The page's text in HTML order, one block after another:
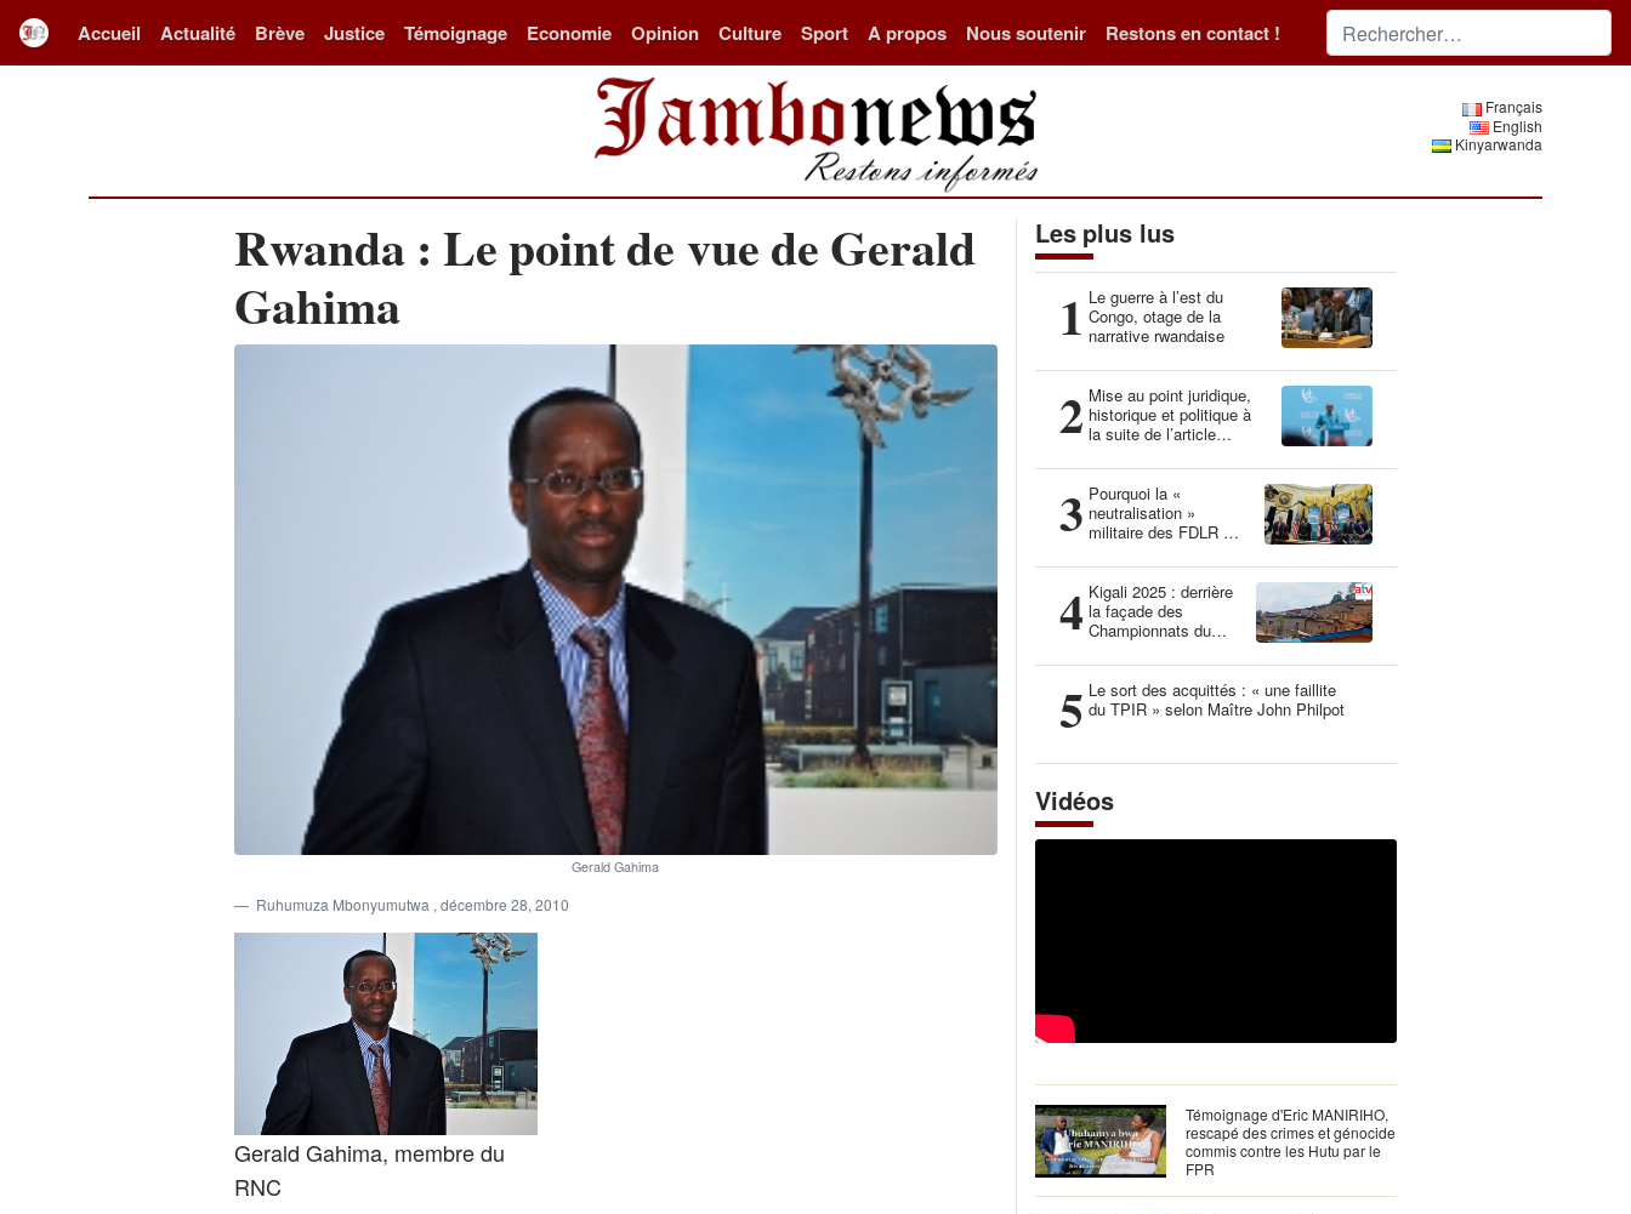
Accueil Actualité Brève Justice Témoignage Economie Opinion Culture Sport A propos Nous soutenir Restons en contact !
Français
English
Kinyarwanda
Rwanda : Le point de vue de Gerald
Gahima
Gerald Gahima
Ruhumuza Mbonyumutwa , décembre 28, 2010
Gerald Gahima, membre du
RNC
Les plus lus
1 Le guerre à l’est du
Congo, otage de la
narrative rwandaise
2 Mise au point juridique,
historique et politique à
la suite de l’article
la Belgique, gardien du
patrimoine génétique”
3 Pourquoi la «
neutralisation »
militaire des FDLR est
illusion
4 Kigali 2025 : derrière
la façade des
Championnats du
propres de l’histoire
5 Le sort des acquittés : « une faillite
du TPIR » selon Maître John Philpot
Vidéos
Témoignage d'Eric MANIRIHO,
rescapé des crimes et génocide
commis contre les Hutu par le
FPR